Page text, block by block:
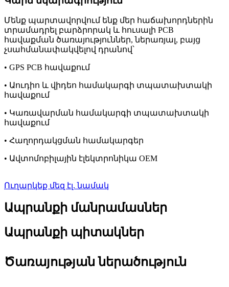
Մենք պարտավորվում ենք մեր հաճախորդներին
տրամադրել բարձրորակ և հուսալի PCB
հավաքման ծառայություններ, ներառյալ, բայց
չսահմանափակվելով դրանով՝
• GPS PCB հավաքում
• Աուդիո և վիդեո համակարգի տպատախտակի
հավաքում
• Կառավարման համակարգի տպատախտակի
հավաքում
• Հաղորդակցման համակարգեր
• Ավտոմոբիլային էլեկտրոնիկա OEM
Ուղարկեք մեզ էլ. նամակ
Ապրանքի մանրամասներ
Ապրանքի պիտակներ
Ծառայության ներածություն